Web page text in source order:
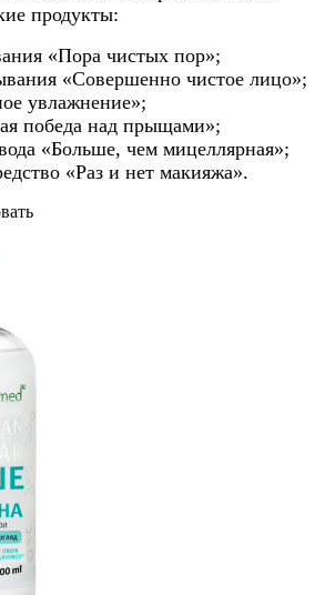
продукты:
«Пора чистых пор»;
«Совершенно чистое лицо»;
увлажнение»;
победа над прыщами»;
«Больше, чем мицеллярная»;
«Раз и нет макияжа».